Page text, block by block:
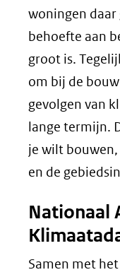
woningen
behoefte aan
groot is.
om bij de
gevolgen van
lange termijn.
je wilt
en de
Nationaal
Samen met